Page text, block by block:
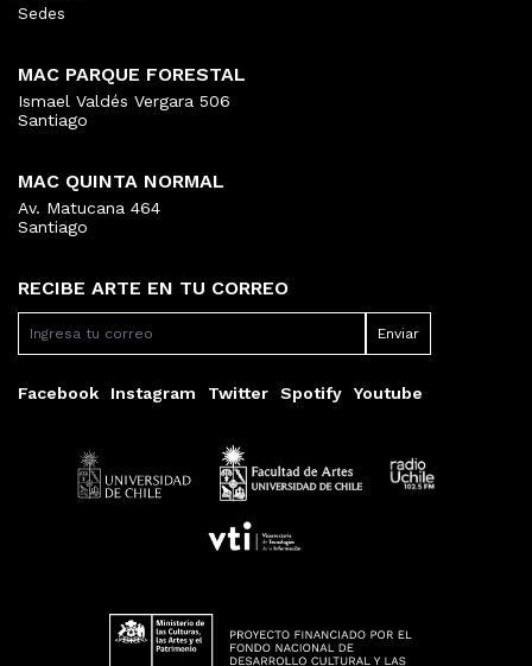
RECIBE ARTE EN TU CORREO
Facebook Instagram Twitter Spotify Youtube
Sedes
MAC PARQUE FORESTAL
Ismael Valdés Vergara 506
Santiago
MAC QUINTA NORMAL
Av. Matucana 464
Santiago